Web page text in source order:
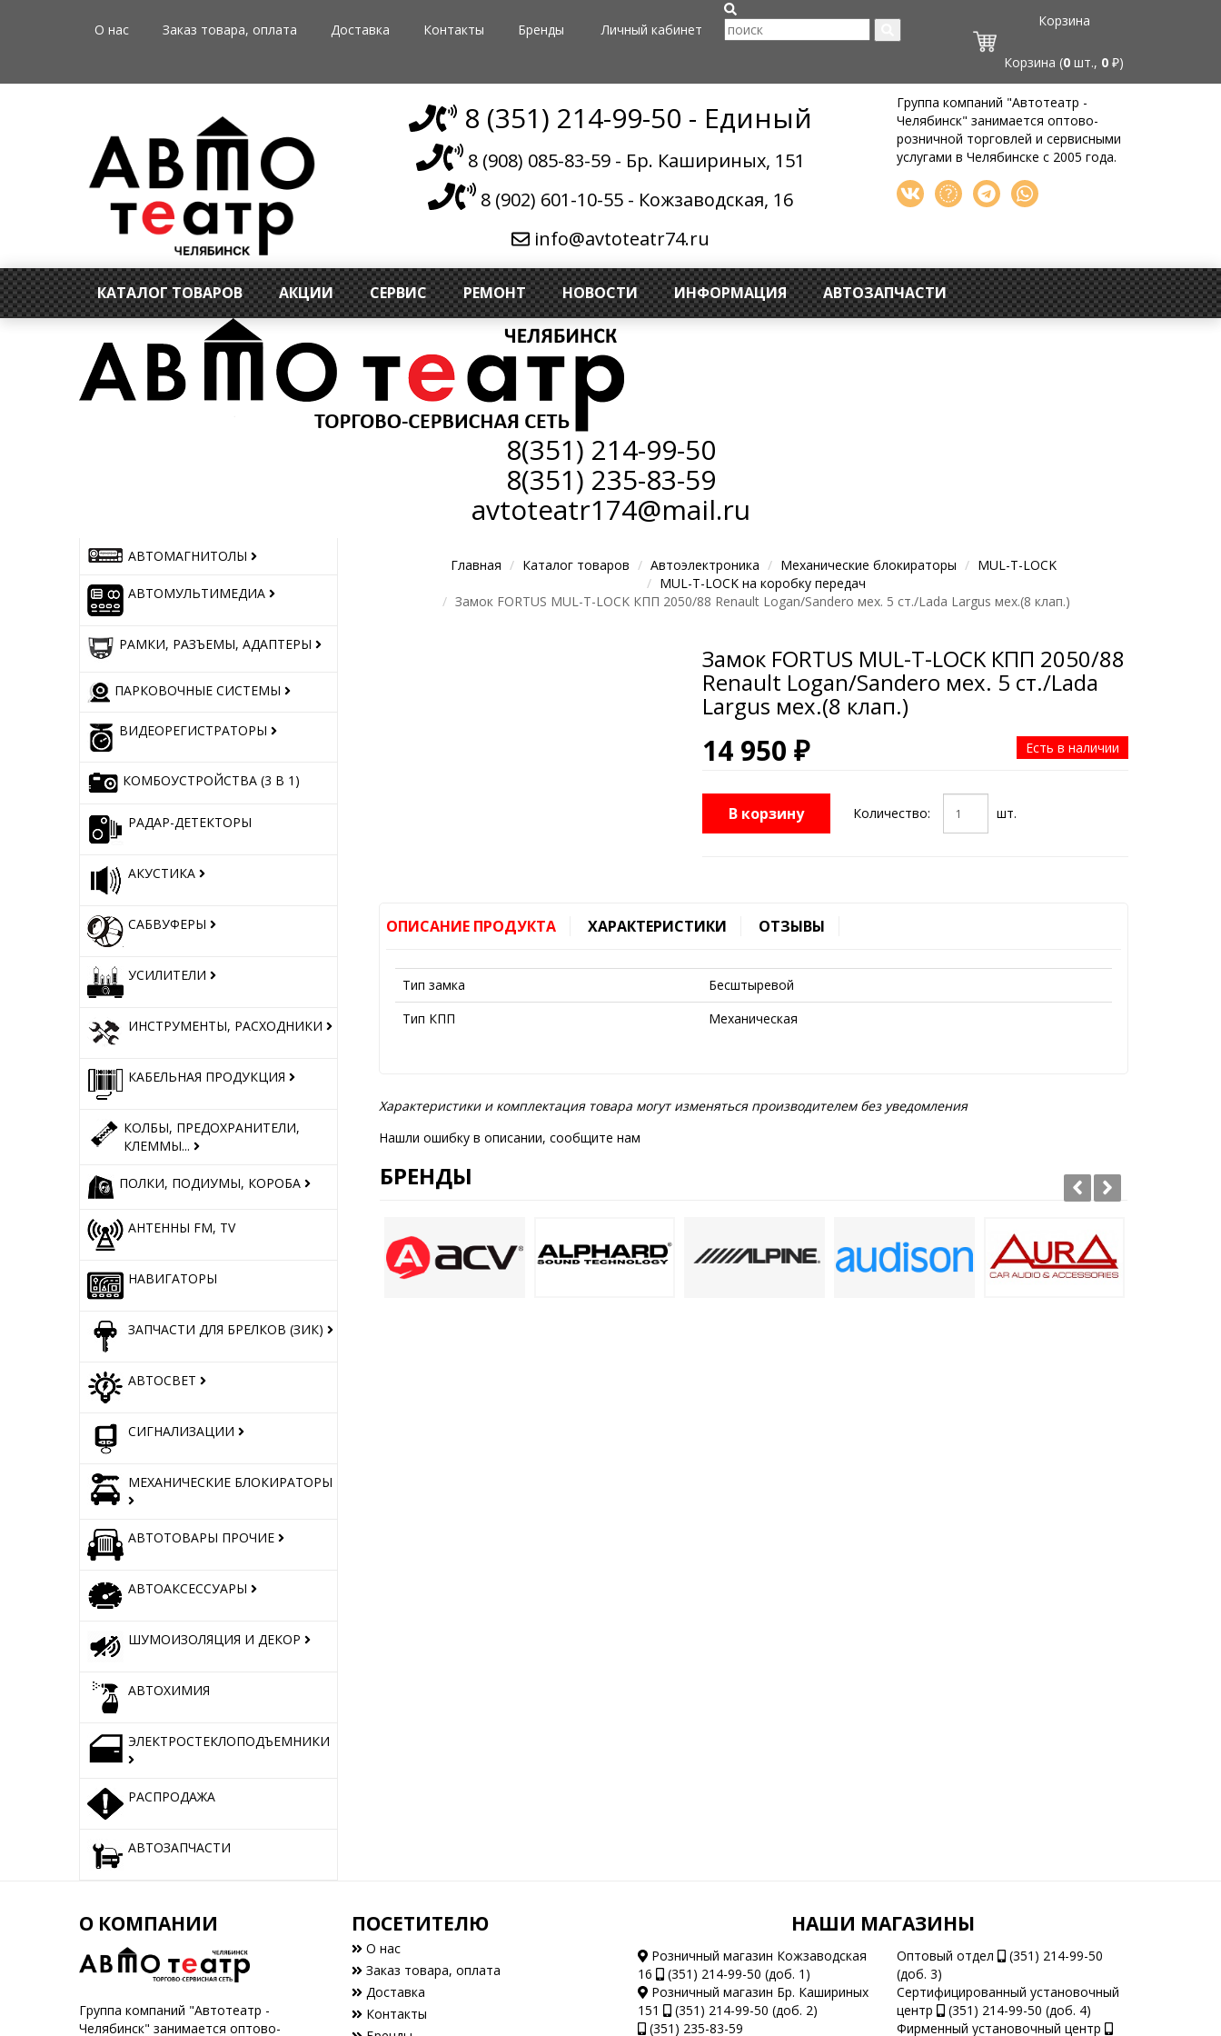
О нас Заказ товара, оплата Доставка Контакты Бренды Личный кабинет
Корзина
Корзина (0 шт., 0 ₽)
8 (351) 214-99-50 - Единый
8 (908) 085-83-59 - Бр. Кашириных, 151
8 (902) 601-10-55 - Кожзаводская, 16
info@avtoteatr74.ru
Группа компаний "Автотеатр -
Челябинск" занимается оптово-
розничной торговлей и сервисными
услугами в Челябинске с 2005 года.
КАТАЛОГ ТОВАРОВ АКЦИИ СЕРВИС РЕМОНТ НОВОСТИ ИНФОРМАЦИЯ АВТОЗАПЧАСТИ
8(351) 214-99-50
8(351) 235-83-59
avtoteatr174@mail.ru
АВТОМАГНИТОЛЫ
АВТОМУЛЬТИМЕДИА
РАМКИ, РАЗЪЕМЫ, АДАПТЕРЫ
ПАРКОВОЧНЫЕ СИСТЕМЫ
ВИДЕОРЕГИСТРАТОРЫ
КОМБОУСТРОЙСТВА (3 В 1)
РАДАР-ДЕТЕКТОРЫ
АКУСТИКА
САБВУФЕРЫ
УСИЛИТЕЛИ
ИНСТРУМЕНТЫ, РАСХОДНИКИ
КАБЕЛЬНАЯ ПРОДУКЦИЯ
КОЛБЫ, ПРЕДОХРАНИТЕЛИ,
КЛЕММЫ...
ПОЛКИ, ПОДИУМЫ, КОРОБА
АНТЕННЫ FM, TV
НАВИГАТОРЫ
ЗАПЧАСТИ ДЛЯ БРЕЛКОВ (ЗИК)
АВТОСВЕТ
СИГНАЛИЗАЦИИ
МЕХАНИЧЕСКИЕ БЛОКИРАТОРЫ
АВТОТОВАРЫ ПРОЧИЕ
АВТОАКСЕССУАРЫ
ШУМОИЗОЛЯЦИЯ И ДЕКОР
АВТОХИМИЯ
ЭЛЕКТРОСТЕКЛОПОДЪЕМНИКИ
РАСПРОДАЖА
АВТОЗАПЧАСТИ
Главная Каталог товаров Автоэлектроника Механические блокираторы
MUL-T-LOCK
MUL-T-LOCK на коробку передач
Замок FORTUS MUL-T-LOCK КПП 2050/88 Renault Logan/Sandero мех. 5 ст./Lada Largus мех.(8 клап.)
Замок FORTUS MUL-T-LOCK КПП 2050/88
Renault Logan/Sandero мех. 5 ст./Lada
Largus мех.(8 клап.)
14 950 ₽ Есть в наличии
В корзину Количество: шт.
ОПИСАНИЕ ПРОДУКТА ХАРАКТЕРИСТИКИ ОТЗЫВЫ
Тип замка
Бесштыревой
Тип КПП
Механическая
Характеристики и комплектация товара могут изменяться производителем без уведомления
Нашли ошибку в описании, сообщите нам
БРЕНДЫ
О КОМПАНИИ
Группа компаний "Автотеатр -
Челябинск" занимается оптово-
ПОСЕТИТЕЛЮ
О нас
Заказ товара, оплата
Доставка
Контакты
НАШИ МАГАЗИНЫ
Розничный магазин Кожзаводская
16
(351) 214-99-50 (доб. 1)
Розничный магазин Бр. Кашириных
151
(351) 214-99-50 (доб. 2)
(351) 235-83-59
Оптовый отдел
(351) 214-99-50
(доб. 3)
Сертифицированный установочный
центр
(351) 214-99-50 (доб. 4)
Фирменный установочный центр